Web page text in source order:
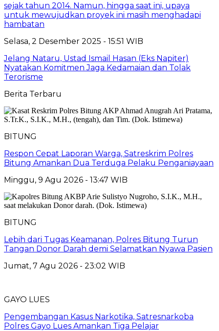
sejak tahun 2014. Namun, hingga saat ini, upaya
untuk mewujudkan proyek ini masih menghadapi
hambatan
Selasa, 2 Desember 2025 - 15:51 WIB
Jelang Nataru, Ustad Ismail Hasan (Eks Napiter)
Nyatakan Komitmen Jaga Kedamaian dan Tolak
Terorisme
Berita Terbaru
BITUNG
​Respon Cepat Laporan Warga, Satreskrim Polres
Bitung Amankan Dua Terduga Pelaku Penganiayaan
Minggu, 9 Agu 2026 - 13:47 WIB
BITUNG
Lebih dari Tugas Keamanan, Polres Bitung Turun
Tangan Donor Darah demi Selamatkan Nyawa Pasien
Jumat, 7 Agu 2026 - 23:02 WIB
GAYO LUES
Pengembangan Kasus Narkotika, Satresnarkoba
Polres Gayo Lues Amankan Tiga Pelajar